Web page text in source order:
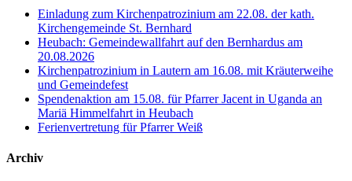
Einladung zum Kirchenpatrozinium am 22.08. der kath.
Kirchengemeinde St. Bernhard
Heubach: Gemeindewallfahrt auf den Bernhardus am
20.08.2026
Kirchenpatrozinium in Lautern am 16.08. mit Kräuterweihe
und Gemeindefest
Spendenaktion am 15.08. für Pfarrer Jacent in Uganda an
Mariä Himmelfahrt in Heubach
Ferienvertretung für Pfarrer Weiß
Archiv